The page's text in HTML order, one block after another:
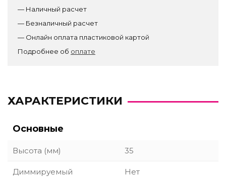
— Наличный расчет
— Безналичный расчет
— Онлайн оплата пластиковой картой
Подробнее об оплате
ХАРАКТЕРИСТИКИ
Основные
Высота (мм) 35
Диммируемый Нет